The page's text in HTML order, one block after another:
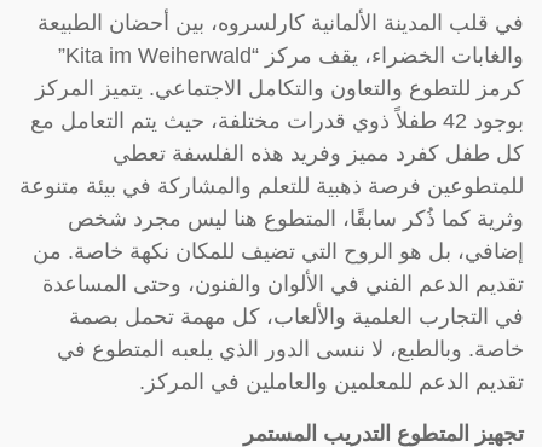
في قلب المدينة الألمانية كارلسروه، بين أحضان الطبيعة
والغابات الخضراء، يقف مركز “Kita im Weiherwald”
كرمز للتطوع والتعاون والتكامل الاجتماعي. يتميز المركز
بوجود 42 طفلاً ذوي قدرات مختلفة، حيث يتم التعامل مع
كل طفل كفرد مميز وفريد هذه الفلسفة تعطي
للمتطوعين فرصة ذهبية للتعلم والمشاركة في بيئة متنوعة
وثرية كما ذُكر سابقًا، المتطوع هنا ليس مجرد شخص
إضافي، بل هو الروح التي تضيف للمكان نكهة خاصة. من
تقديم الدعم الفني في الألوان والفنون، وحتى المساعدة
في التجارب العلمية والألعاب، كل مهمة تحمل بصمة
خاصة. وبالطبع، لا ننسى الدور الذي يلعبه المتطوع في
تقديم الدعم للمعلمين والعاملين في المركز.
تجهيز المتطوع التدريب المستمر